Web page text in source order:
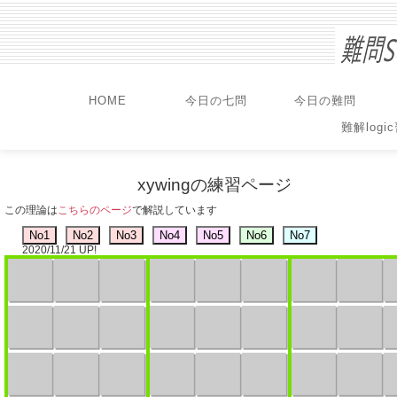
HOME 今日の七問
今日の難問
難解logic
xywingの練習ページ
この理論はこちらのページで解説しています
2020/11/21 UP!